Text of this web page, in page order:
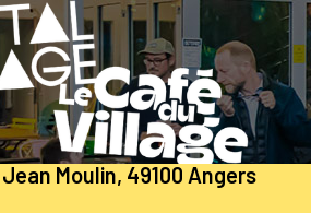
Moulin, 49100 Angers